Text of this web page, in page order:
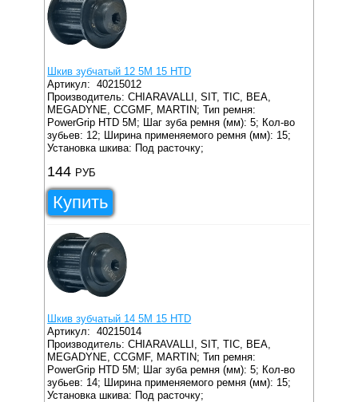
Шкив зубчатый 12 5M 15 HTD
Артикул:40215012
Производитель: CHIARAVALLI, SIT, TIC, BEA,
MEGADYNE, CCGMF, MARTIN; Тип ремня:
PowerGrip HTD 5M; Шаг зуба ремня (мм): 5; Кол-во
зубьев: 12; Ширина применяемого ремня (мм): 15;
Установка шкива: Под расточку;
144 РУБ
Купить
Шкив зубчатый 14 5M 15 HTD
Артикул:40215014
Производитель: CHIARAVALLI, SIT, TIC, BEA,
MEGADYNE, CCGMF, MARTIN; Тип ремня:
PowerGrip HTD 5M; Шаг зуба ремня (мм): 5; Кол-во
зубьев: 14; Ширина применяемого ремня (мм): 15;
Установка шкива: Под расточку;